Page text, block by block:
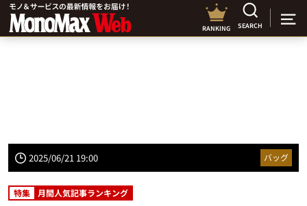
RANKING SEARCH
2025/06/21 19:00 バッグ
特集 月間人気記事ランキング